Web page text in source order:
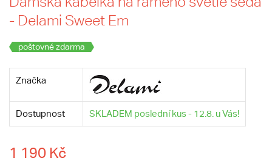
- Delami Sweet Em
poštovné zdarma
Značka
Dostupnost SKLADEM poslední kus - 12.8. u Vás!
1 190 Kč